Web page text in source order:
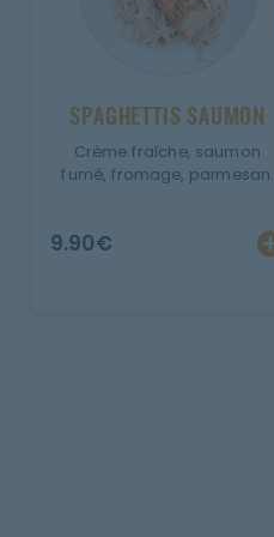
SPAGHETTIS SAUMON
Crème fraîche, saumon
fumé, fromage, parmesan.
9.90€